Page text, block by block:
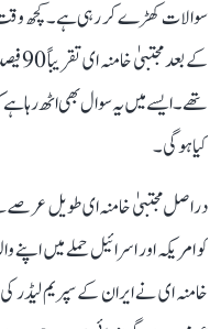
سوالات کھڑے کر رہی ہے۔ کچھ وقت
کے
تھے۔ ایسے میں یہ سوال بھی اٹھ رہا
کیا ہوگی۔
کو امریکہ اور اسرائیل حملے میں
خامنہ ای نے ایران کے سپریم لیڈر